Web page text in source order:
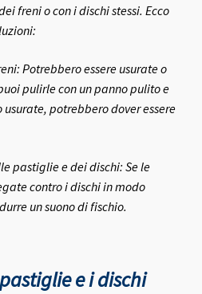
freni o con i dischi stessi. Ecco
Potrebbero essere usurate o
pulirle con un panno pulito e
potrebbero dover essere
pastiglie e dei dischi: Se le
contro i dischi in modo
un suono di fischio.
e i dischi